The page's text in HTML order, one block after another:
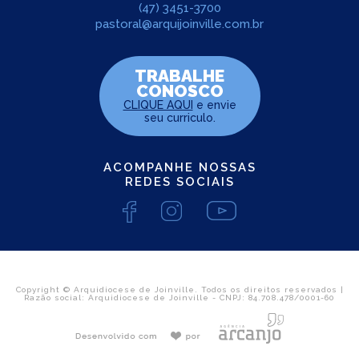
(47) 3451-3700
pastoral@arquijoinville.com.br
TRABALHE
CONOSCO
CLIQUE AQUI e envie
seu curriculo.
ACOMPANHE NOSSAS
REDES SOCIAIS
Copyright © Arquidiocese de Joinville. Todos os direitos reservados |
Razão social: Arquidiocese de Joinville - CNPJ: 84.708.478/0001-60